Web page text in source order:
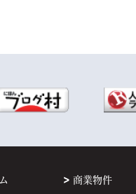
商業物件